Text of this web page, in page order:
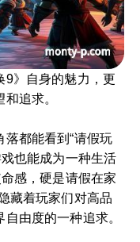
9》自身的魅力，更
追求。
都能看到“请假玩
也能成为一种生活
感，硬是请假在家
藏着玩家们对高品
由度的一种追求。